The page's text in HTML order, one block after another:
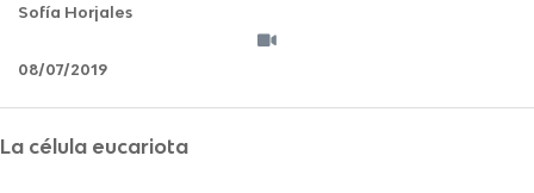
Sofía Horjales
08/07/2019
La célula eucariota